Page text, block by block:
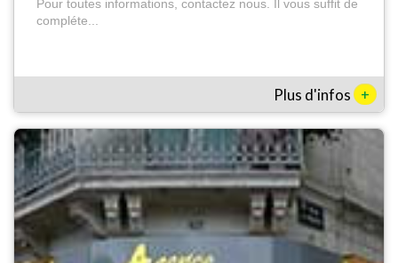
Pour toutes informations, contactez nous. Il vous suffit de
compléte...
Plus d'infos +